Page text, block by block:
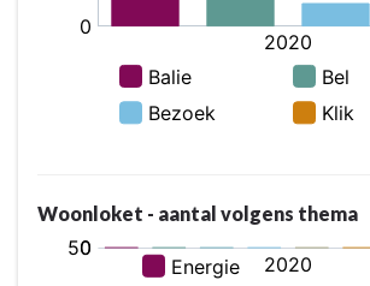
Woonloket - aantal volgens thema